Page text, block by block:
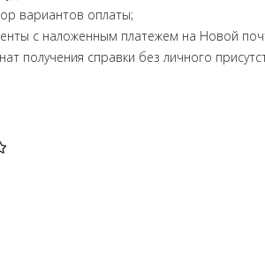
вариантов оплаты;
с наложенным платежем на Новой
получения справки без личного
о несудимости Львов и область срочно